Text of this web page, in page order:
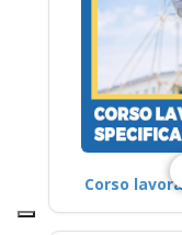
Corso